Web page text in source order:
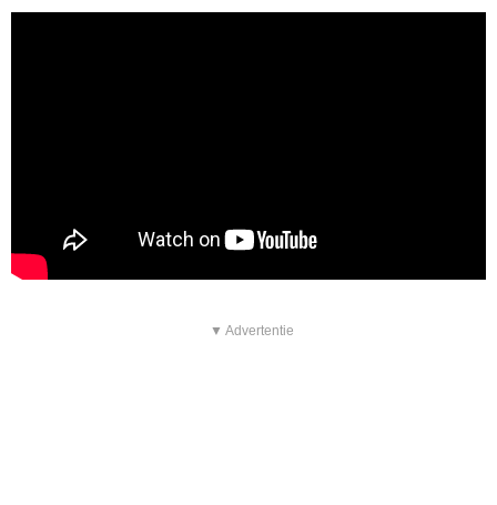
▼ Advertentie